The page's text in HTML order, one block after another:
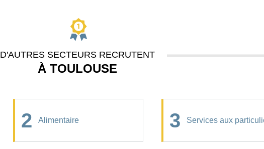
D'AUTRES SECTEURS RECRUTENT
À TOULOUSE
2 Alimentaire 3 Services aux